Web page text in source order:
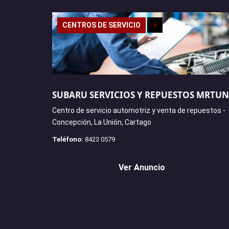
CENTROS DE SERVICIO +
SUBARU SERVICIOS Y REPUESTOS
Centro de servicio automotriz y venta de repuestos -
Concepción, La Unión, Cartago
Teléfono: 8423 0579
Ver Anuncio